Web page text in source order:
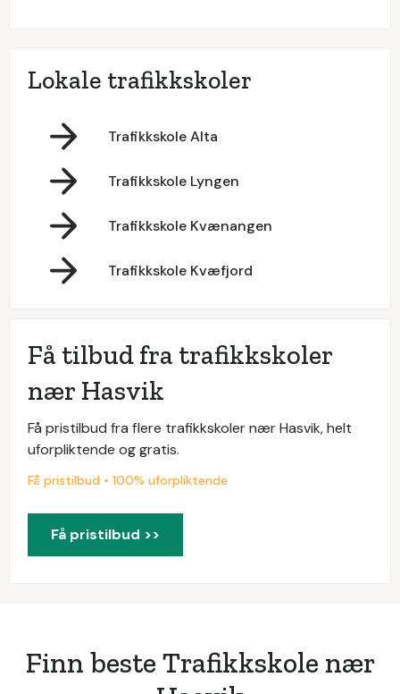
Lokale trafikkskoler
Trafikkskole Alta
Trafikkskole Lyngen
Trafikkskole Kvænangen
Trafikkskole Kvæfjord
Få tilbud fra trafikkskoler
nær Hasvik
Få pristilbud fra flere trafikkskoler nær Hasvik, helt
uforpliktende og gratis.
Få pristilbud • 100% uforpliktende
Få pristilbud >>
Finn beste Trafikkskole nær